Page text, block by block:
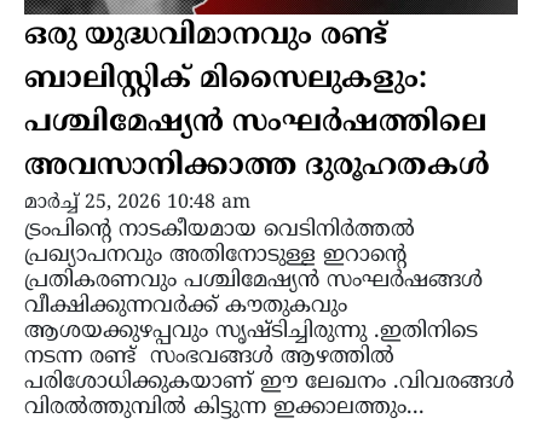
ഒരു യുദ്ധവിമാനവും രണ്ട്
ബാലിസ്റ്റിക് മിസൈലുകളും:
പശ്ചിമേഷ്യൻ സംഘർഷത്തിലെ
അവസാനിക്കാത്ത ദുരൂഹതകൾ
മാർച്ച്‌ 25, 2026 10:48 am
ട്രംപിന്റെ നാടകീയമായ വെടിനിർത്തൽ
പ്രഖ്യാപനവും അതിനോടുള്ള ഇറാന്റെ
പ്രതികരണവും പശ്ചിമേഷ്യൻ സംഘർഷങ്ങൾ
വീക്ഷിക്കുന്നവർക്ക് കൗതുകവും
ആശയക്കുഴപ്പവും സൃഷ്ടിച്ചിരുന്നു .ഇതിനിടെ
നടന്ന രണ്ട് സംഭവങ്ങൾ ആഴത്തിൽ
പരിശോധിക്കുകയാണ് ഈ ലേഖനം .വിവരങ്ങൾ
വിരൽത്തുമ്പിൽ കിട്ടുന്ന ഇക്കാലത്തും...